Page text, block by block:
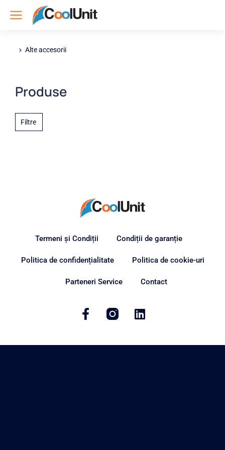
You are here:
Alte accesorii
Produse
Filtre
Termeni și Condiții Condiții de garanție
Politica de confidențialitate Politica de cookie-uri
Parteneri Service Contact